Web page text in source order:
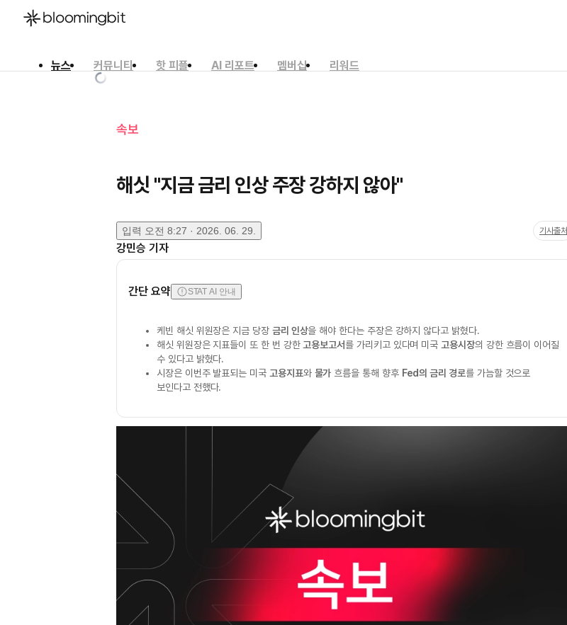
뉴스 커뮤니티 핫 피플 AI 리포트 멤버십
리워드
속보
해싯 "지금 금리 인상 주장 강하지 않아"
입력 오전 8:27 · 2026. 06. 29. 기사출처
강민승 기자
간단 요약 STAT AI 안내
케빈 해싯 위원장은 지금 당장 금리 인상을 해야 한다는 주장은 강하지 않다고 밝혔다.
해싯 위원장은 지표들이 또 한 번 강한 고용보고서를 가리키고 있다며 미국 고용시장의 강한 흐름이 이어질
수 있다고 밝혔다.
시장은 이번주 발표되는 미국 고용지표와 물가 흐름을 통해 향후 Fed의 금리 경로를 가늠할 것으로
보인다고 전했다.